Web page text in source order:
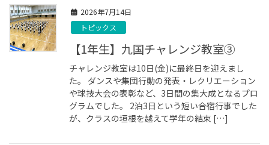
2026年7月14日
トピックス
【1年生】九国チャレンジ教室③
チャレンジ教室は10日(金)に最終日を迎えまし
た。 ダンスや集団行動の発表・レクリエーション
や球技大会の表彰など、3日間の集大成となるプロ
グラムでした。 2泊3日という短い合宿行事でした
が、クラスの垣根を越えて学年の結束 […]